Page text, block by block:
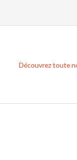
Découvrez toute